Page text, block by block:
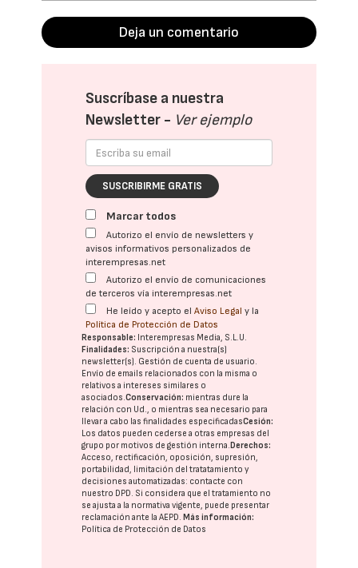
Deja un comentario
Suscríbase a nuestra
Newsletter - Ver ejemplo
SUSCRIBIRME GRATIS
Marcar todos
Autorizo el envío de newsletters y
avisos informativos personalizados de
interempresas.net
Autorizo el envío de comunicaciones
de terceros vía interempresas.net
He leído y acepto elAviso Legal y la
Política de Protección de Datos
Responsable: Interempresas Media, S.L.U.
Finalidades: Suscripción a nuestra(s)
newsletter(s). Gestión de cuenta de usuario.
Envío de emails relacionados con la misma o
relativos a intereses similares o
asociados.Conservación: mientras dure la
relación con Ud., o mientras sea necesario para
llevar a cabo las finalidades especificadasCesión:
Los datos pueden cederse a otras empresas del
grupo por motivos de gestión interna. Derechos:
Acceso, rectificación, oposición, supresión,
portabilidad, limitación del tratatamiento y
decisiones automatizadas: contacte con
nuestro DPD. Si considera que el tratamiento no
se ajusta a la normativa vigente, puede presentar
reclamación ante laAEPD. Más información:
Política de Protección de Datos